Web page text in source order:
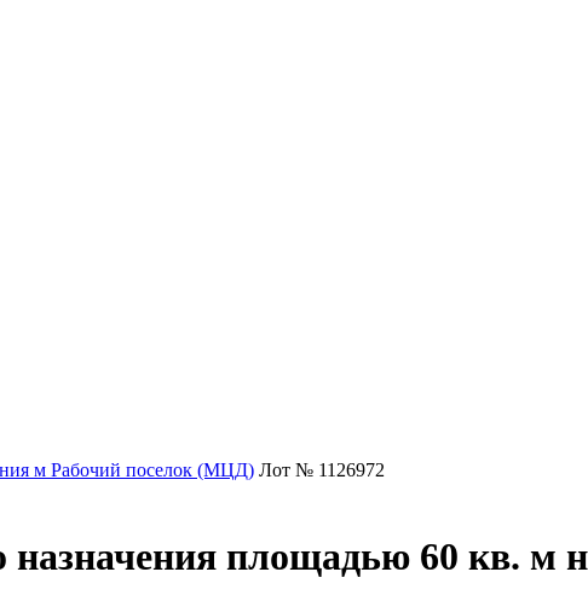
м Рабочий поселок (МЦД) Лот № 1126972
площадью 60 кв. м